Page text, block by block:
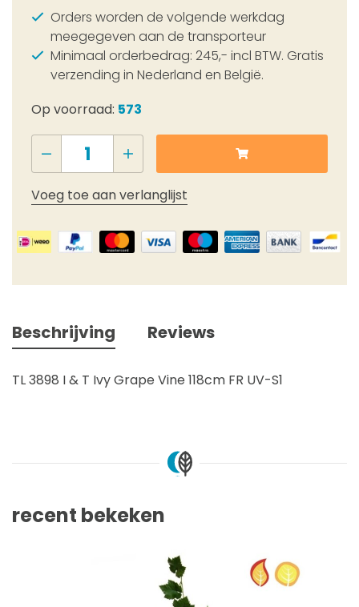
Orders worden de volgende werkdag
meegegeven aan de transporteur
Minimaal orderbedrag: 245,- incl BTW. Gratis
verzending in Nederland en België.
Op voorraad: 573
Voeg toe aan verlanglijst
Beschrijving Reviews
TL 3898 I & T Ivy Grape Vine 118cm FR UV-S1
recent bekeken